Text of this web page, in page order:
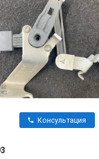
Консультация